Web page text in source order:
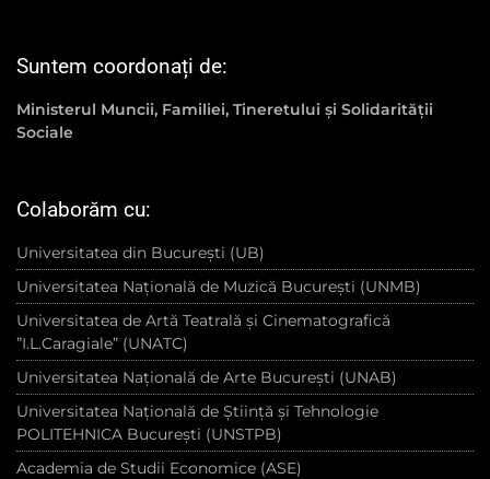
Suntem coordonați de:
Ministerul Muncii, Familiei, Tineretului și Solidarității
Sociale
Colaborăm cu:
Universitatea din București (UB)
Universitatea Națională de Muzică București (UNMB)
Universitatea de Artă Teatrală și Cinematografică
”I.L.Caragiale” (UNATC)
Universitatea Națională de Arte București (UNAB)
Universitatea Națională de Știință și Tehnologie
POLITEHNICA București (UNSTPB)
Academia de Studii Economice (ASE)